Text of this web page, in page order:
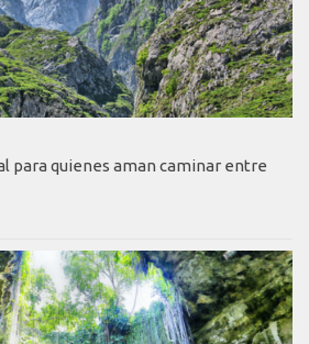
para quienes aman caminar entre